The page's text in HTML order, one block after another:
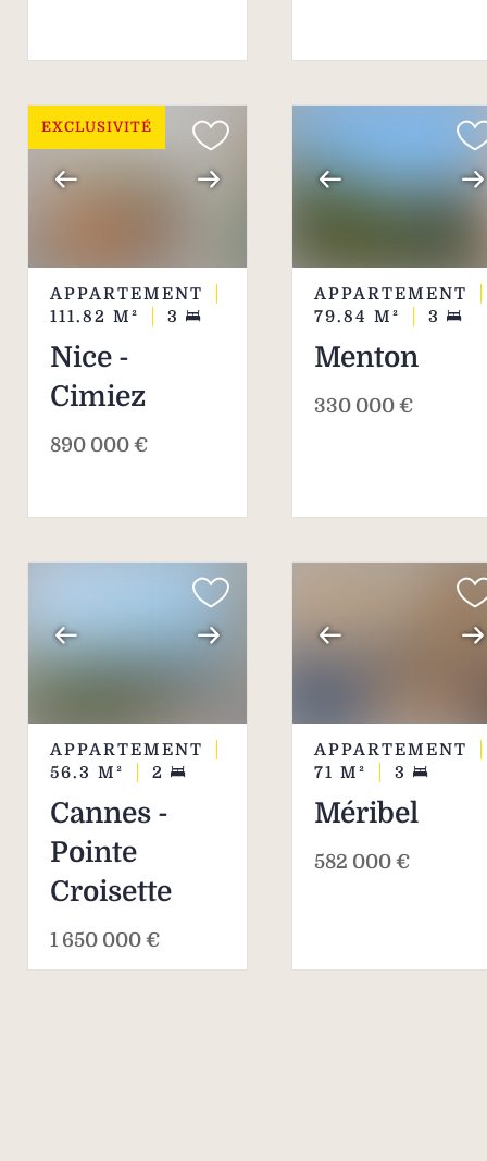
EXCLUSIVITÉ
APPARTEMENT
111.82 M² 3
Nice -
Cimiez
890 000 €
APPARTEMENT
79.84 M² 3
Menton
330 000 €
APPARTEMENT
56.3 M² 2
Cannes -
Pointe
Croisette
1 650 000 €
APPARTEMENT
71 M² 3
Méribel
582 000 €